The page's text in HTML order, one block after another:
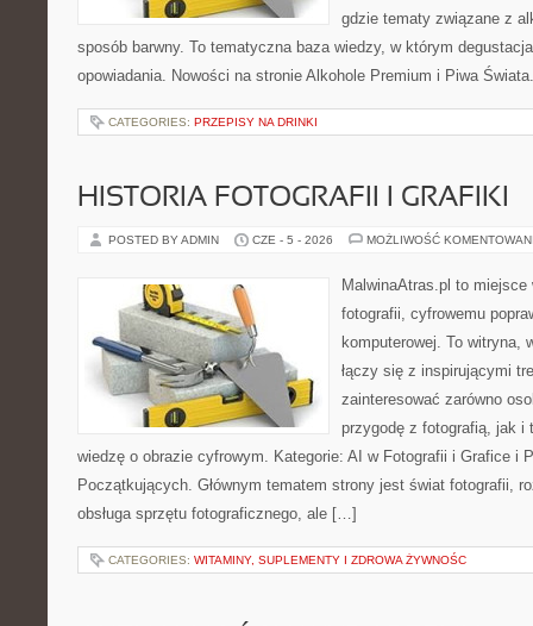
gdzie tematy związane z
sposób barwny. To tematyczna baza wiedzy, w którym
opowiadania. Nowości na stronie Alkohole Premium i Piwa
CATEGORIES: PRZEPISY NA DRINKI
HISTORIA FOTOGRAFII I GRAFIKI
POSTED BY ADMIN CZE - 5 - 2026 MOŻLIWOŚĆ
MalwinaAtras.pl to
fotografii, cyfrowemu
komputerowej. To witryna,
łączy się z inspirującymi
zainteresować zarówno
przygodę z fotografią, jak
wiedzę o obrazie cyfrowym. Kategorie: AI w Fotografii i Grafice i
Początkujących. Głównym tematem strony jest świat fotografii,
obsługa sprzętu fotograficznego, ale […]
CATEGORIES: WITAMINY, SUPLEMENTY I ZDROWA ŻYWNOŚC